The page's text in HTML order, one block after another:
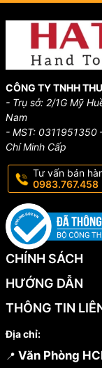
CÔNG TY TNHH
- Trụ sở: 2/1G Mỹ
Nam
- MST: 0311951350
Chí Minh Cấp
Tư vấn bán
0983.767.458
CHÍNH SÁCH
HƯỚNG DẪN
THÔNG TIN
Địa chỉ:
📍 Văn Phòng